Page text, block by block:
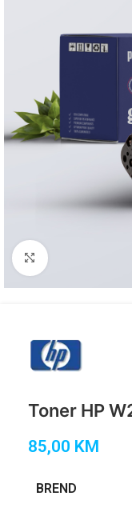
Click to enlarge
Toner HP
85,00 KM
BREND